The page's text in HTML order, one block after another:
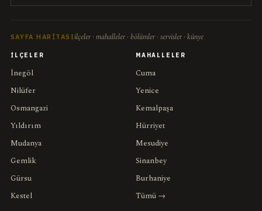
SAYFA HARITASI ilçeler · mahalleler · bölümler · servisler · künye
İLÇELER
İnegöl
Nilüfer
Osmangazi
Yıldırım
Mudanya
Gemlik
Gürsu
Kestel
MAHALLELER
Cuma
Yenice
Kemalpaşa
Hürriyet
Mesudiye
Sinanbey
Burhaniye
Tümü →